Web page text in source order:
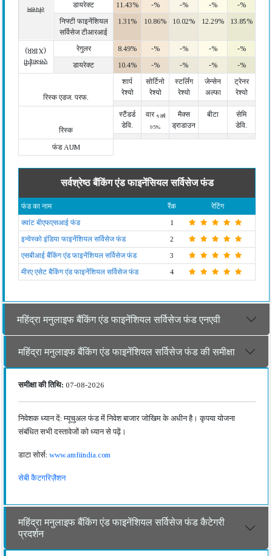
लंपसम
डायरेक्ट
11.43% -% -% -%
-%
निफ्टी फाइनेंशियल
सर्विसेज टीआरआई
1.31% 10.86% 10.02% 12.29% 13.85%
एसआईपी
(XIRR) रेगुलर 8.49% -% -% -%
-%
डायरेक्ट
10.4% -% -% -% -%
रिस्क एडज. परफ.
शार्प
रेश्यो
सोर्टिनो
रेश्यो
स्टर्लिंग
रेश्यो
जेन्सेन
अल्फा
ट्रेनर
रेश्यो
रिस्क
स्टैंडर्ड
डेवि.
वार १ वर्ष
95%
मैक्स
ड्राडाउन
बीटा
सेमि
डेवि.
फंड AUM
सर्वश्रेष्ठ बैंकिंग एंड फाइनेंसियल सर्विसेज फंड
फंड का नाम रैंक
रेटिंग
क्वांट बीएफएसआई फंड
1
इन्वेस्को इंडिया फाइनेंशियल सर्विसेज फंड
2
एसबीआई बैंकिंग एंड फाइनेंशियल सर्विसेज फंड
3
मीरए एसेट बैकिंग एंड फाइनेंशियल सर्विसेज फंड
4
महिंद्रा मनुलाइफ बैंकिंग एंड फाइनेंशियल सर्विसेज फंड एनएवी
महिंद्रा मनुलाइफ बैंकिंग एंड फाइनेंशियल सर्विसेज फंड की समीक्षा
समीक्षा की तिथि: 07-08-2026
निवेशक ध्यान दें: म्यूचुअल फंड में निवेश बाजार जोखिम के अधीन है। कृपया योजना
संबंधित सभी दस्तावेजों को ध्यान से पढ़ें।
डाटा सोर्स: www.amfiindia.com
सेबी कैटगरिज़ैशन
महिंद्रा मनुलाइफ बैंकिंग एंड फाइनेंशियल सर्विसेज फंड कैटेगरी
प्रदर्शन